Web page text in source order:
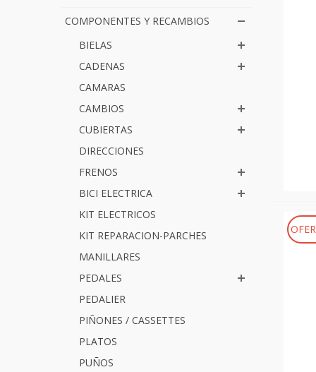
COMPONENTES Y RECAMBIOS
BIELAS
CADENAS
CAMARAS
CAMBIOS
CUBIERTAS
DIRECCIONES
FRENOS
BICI ELECTRICA
KIT ELECTRICOS
KIT REPARACION-PARCHES
MANILLARES
PEDALES
PEDALIER
PIÑONES / CASSETTES
PLATOS
PUÑOS